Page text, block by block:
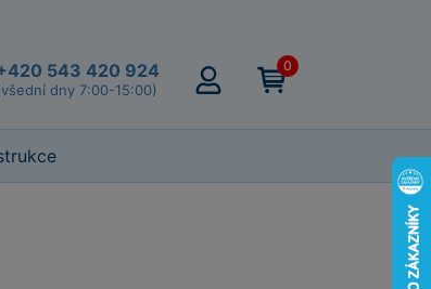
543 420 924
dny 7:00-15:00)
0